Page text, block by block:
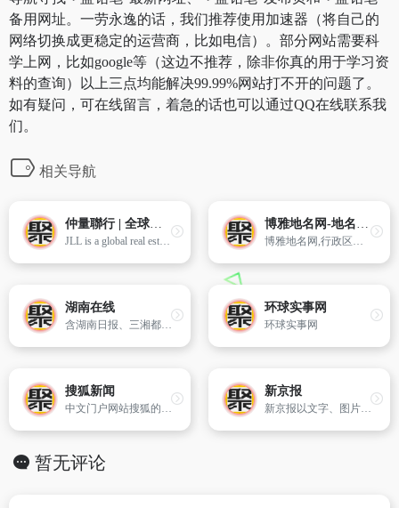
备用网址。一劳永逸的话，我们推荐使用加速器（将自己的
网络切换成更稳定的运营商，比如电信）。部分网站需要科
学上网，比如google等（这边不推荐，除非你真的用于学习资
料的查询）以上三点均能解决99.99%网站打不开的问题了。
如有疑问，可在线留言，着急的话也可以通过QQ在线联系我
们。
相关导航
仲量聯行 | 全球商業房地產服務 | 投資管理
JLL is a global real estate services firm specialising in commercial property and investment management, providing services for real estate owners, occupiers and investors worldwide
博雅地名网-地名、行政区划参考指南
博雅地名网,行政区划,政区介绍,行政区划,各省份资料,行政区域划分,含各乡镇介绍,最全的行政区划网站
湖南在线
含湖南日报、三湘都市报、文萃、家庭导报、大众卫生报、科教新报的电子版。
环球实事网
环球实事网
搜狐新闻
中文门户网站搜狐的新闻频道,含分类新闻、文字直播,人物专题,图库等。
新京报
新京报以文字、图片、视频等全媒体形式，为用户提供全天候热点新闻，涵盖突发新闻、时事、财经、娱乐、体育，以及评论、杂志和博客等，新京报网本着品质源于责任的的信念,致力于成为用户喜爱的精品新闻网站。
暂无评论